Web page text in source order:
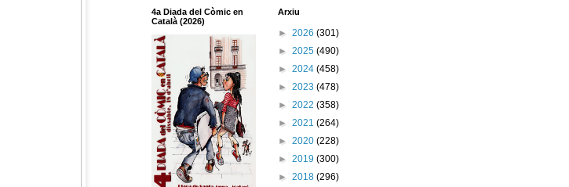
4a Diada del Còmic en
Català (2026)
Arxiu
► 2026 (301)
► 2025 (490)
► 2024 (458)
► 2023 (478)
► 2022 (358)
► 2021 (264)
► 2020 (228)
► 2019 (300)
► 2018 (296)